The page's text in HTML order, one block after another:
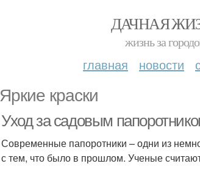
ДАЧНАЯ
жизнь за
главная новости
Яркие краски
Уход за садовым
Современные папоротники – одни из
с тем, что было в прошлом. Ученые